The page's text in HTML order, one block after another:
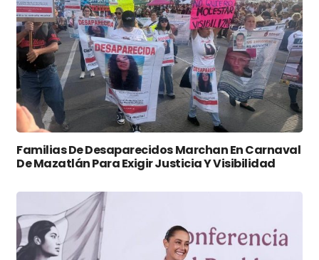
Familias De Desaparecidos Marchan En Carnaval
De Mazatlán Para Exigir Justicia Y Visibilidad